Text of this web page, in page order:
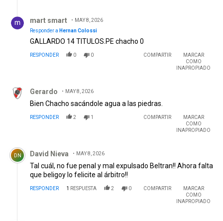
mart smart
MAY 8, 2026
Responder a Hernan Colossi
GALLARDO 14 TITULOS.PE chacho 0
RESPONDER 0 0 COMPARTIR
MARCAR
COMO
INAPROPIADO
Gerardo MAY 8, 2026
Bien Chacho sacándole agua a las piedras.
RESPONDER 2 1 COMPARTIR
MARCAR
COMO
INAPROPIADO
Comentario de David Nieva .
DN David Nieva MAY 8, 2026
Tal cuál, no fue penal y mal expulsado Beltran!! Ahora falta
que beligoy lo felicite al árbitro!!
RESPONDER 1 RESPUESTA 2 0 COMPARTIR
MARCAR
COMO
INAPROPIADO